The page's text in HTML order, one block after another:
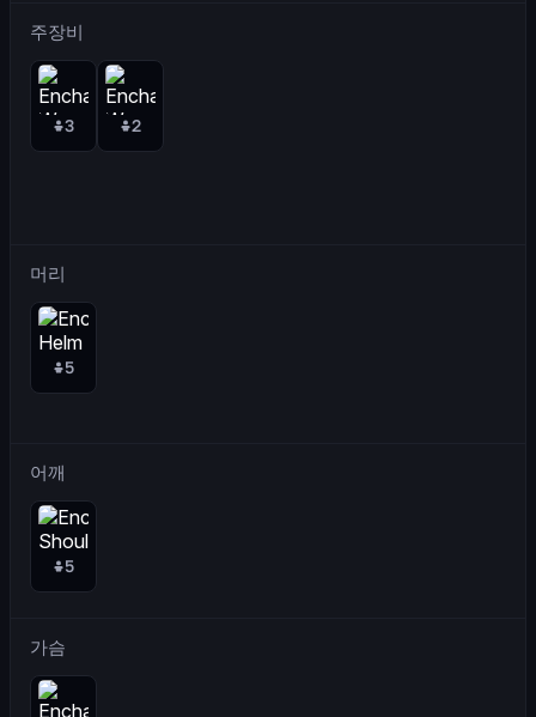
주장비
3 2
머리
5
어깨
5
가슴